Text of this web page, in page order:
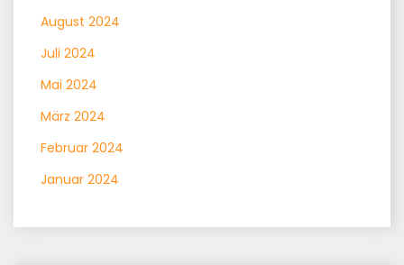
August 2024
Juli 2024
Mai 2024
März 2024
Februar 2024
Januar 2024